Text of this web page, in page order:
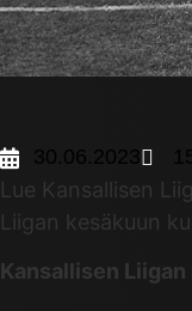
30.06.2023
Lue Kansallisen
Liigan kesäkuun
Kansallisen